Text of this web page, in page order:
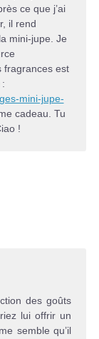
ce que j’ai
il rend
mini-jupe. Je
fragrances est
mini-jupe-
cadeau. Tu
!
des goûts
lui offrir un
semble qu’il